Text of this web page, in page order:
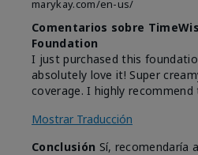
marykay.com/en-us/
Comentarios sobre
Foundation
I just purchased this
absolutely love it! Super
coverage. I highly
Mostrar Traducción
Conclusión Sí, recomendaría